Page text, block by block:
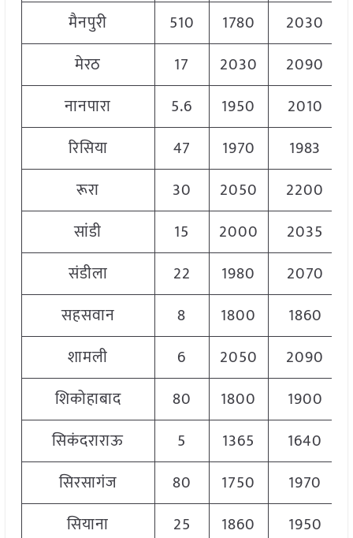
मैनपुरी
510 1780 2030
मेरठ
17 2030 2090
नानपारा
5.6 1950
2010
रिसिया
47 1970
1983
रूरा
30 2050 2200
सांडी
15 2000 2035
संडीला
22 1980 2070
सहसवान
8 1800
1860
शामली
6 2050 2090
शिकोहाबाद
80 1800
1900
सिकंदराराऊ
5 1365
1640
सिरसागंज
80 1750 1970
सियाना
25 1860 1950